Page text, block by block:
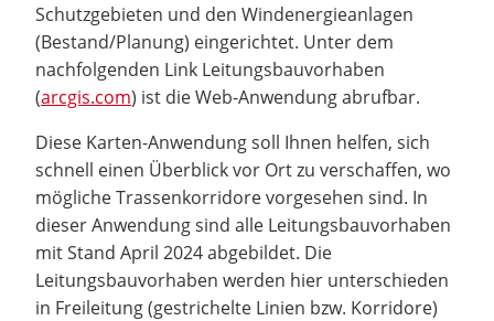
Schutzgebieten und den Windenergieanlagen
(Bestand/Planung) eingerichtet. Unter dem
nachfolgenden Link Leitungsbauvorhaben
(arcgis.com) ist die Web-Anwendung abrufbar.
Diese Karten-Anwendung soll Ihnen helfen, sich
schnell einen Überblick vor Ort zu verschaffen, wo
mögliche Trassenkorridore vorgesehen sind. In
dieser Anwendung sind alle Leitungsbauvorhaben
mit Stand April 2024 abgebildet. Die
Leitungsbauvorhaben werden hier unterschieden
in Freileitung (gestrichelte Linien bzw. Korridore)